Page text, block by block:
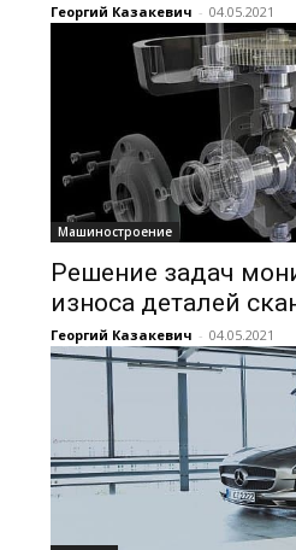
Георгий Казакевич - 04.05.2021
Машиностроение
Решение задач
износа деталей
Георгий Казакевич - 04.05.2021